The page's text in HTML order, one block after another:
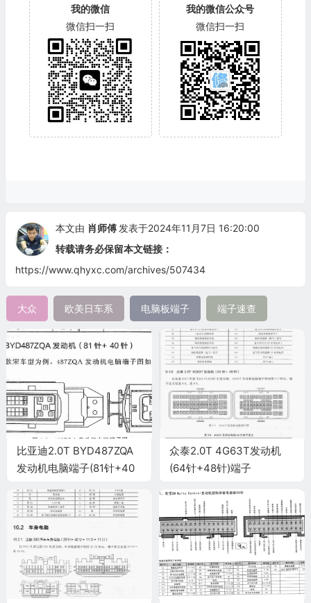
我的微信
微信扫一扫
我的微信公众号
微信扫一扫
本文由 肖师傅 发表于2024年11月7日 16:20:00
转载请务必保留本文链接：
https://www.qhyxc.com/archives/507434
大众 欧美日车系 电脑板端子 端子速查
比亚迪2.0T BYD487ZQA
发动机电脑端子(81针+40
众泰2.0T 4G63T发动机
(64针+48针)端子